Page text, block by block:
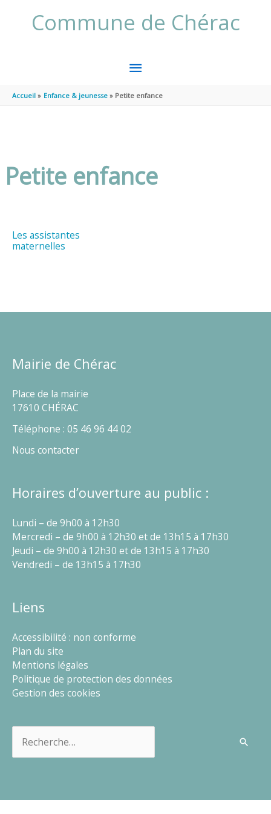
Commune de Chérac
MENU
PRINCIPAL
Accueil Enfance & jeunesse Petite enfance
Petite enfance
Les assistantes
maternelles
Mairie de Chérac
Place de la mairie
17610 CHÉRAC
Téléphone : 05 46 96 44 02
Nous contacter
Horaires d’ouverture au public :
Lundi – de 9h00 à 12h30
Mercredi – de 9h00 à 12h30 et de 13h15 à 17h30
Jeudi – de 9h00 à 12h30 et de 13h15 à 17h30
Vendredi – de 13h15 à 17h30
Liens
Accessibilité : non conforme
Plan du site
Mentions légales
Politique de protection des données
Gestion des cookies